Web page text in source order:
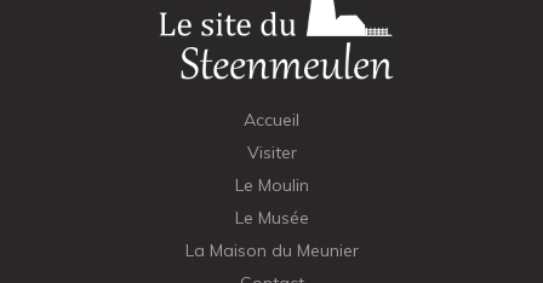
Accueil
Visiter
Le Moulin
Le Musée
La Maison du Meunier